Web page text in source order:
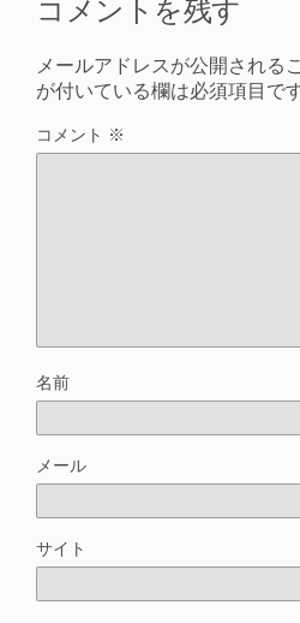
コメントを残す
メールアドレスが公開される
が付いている欄は必須項目で
コメント ※
名前
メール
サイト